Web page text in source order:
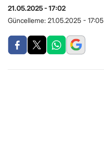
21.05.2025 - 17:02
Güncelleme: 21.05.2025 - 17:05